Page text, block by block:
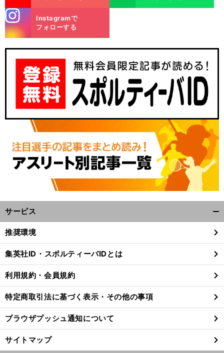
前
へ
m
Instagramで
フォローする
サービス
閉
る
推奨環境
集英社ID・スポルティーバIDとは
利用規約・会員規約
特定商取引法に基づく表示・その他の事項
ブラウザプッシュ通知について
サイトマップ